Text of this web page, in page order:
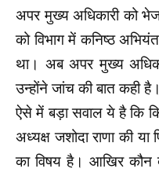
अपर मुख्य अधिकारी को
को विभाग में कनिष्ठ
था। अब अपर मुख्य
उन्होंने जांच की बात कही है।
ऐसे में बड़ा सवाल ये है कि
अध्यक्ष जशोदा राणा की
का विषय है। आखिर कौन